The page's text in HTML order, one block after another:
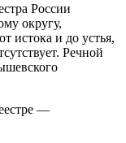
России
округу,
истока и до устья,
Речной
—